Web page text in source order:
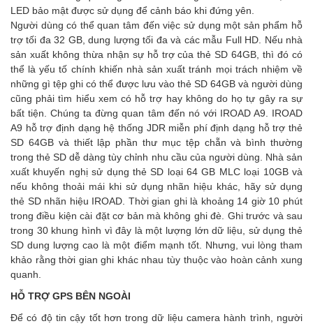
LED bảo mật được sử dụng để cảnh báo khi đứng yên.
Người dùng có thể quan tâm đến việc sử dụng một sản phẩm hỗ
trợ tối đa 32 GB, dung lượng tối đa và các mẫu Full HD. Nếu nhà
sản xuất không thừa nhận sự hỗ trợ của thẻ SD 64GB, thì đó có
thể là yếu tố chính khiến nhà sản xuất tránh mọi trách nhiệm về
những gì tệp ghi có thể được lưu vào thẻ SD 64GB và người dùng
cũng phải tìm hiểu xem có hỗ trợ hay không do họ tự gây ra sự
bất tiện. Chúng ta đừng quan tâm đến nó với IROAD A9. IROAD
A9 hỗ trợ định dạng hệ thống JDR miễn phí định dạng hỗ trợ thẻ
SD 64GB và thiết lập phần thư mục tệp chẵn và bình thường
trong thẻ SD dễ dàng tùy chỉnh nhu cầu của người dùng. Nhà sản
xuất khuyến nghị sử dụng thẻ SD loại 64 GB MLC loại 10GB và
nếu không thoải mái khi sử dụng nhãn hiệu khác, hãy sử dụng
thẻ SD nhãn hiệu IROAD. Thời gian ghi là khoảng 14 giờ 10 phút
trong điều kiện cài đặt cơ bản mà không ghi đè. Ghi trước và sau
trong 30 khung hình vì đây là một lượng lớn dữ liệu, sử dụng thẻ
SD dung lượng cao là một điểm mạnh tốt. Nhưng, vui lòng tham
khảo rằng thời gian ghi khác nhau tùy thuộc vào hoàn cảnh xung
quanh.
HỖ TRỢ GPS BÊN NGOÀI
Để có độ tin cậy tốt hơn trong dữ liệu camera hành trình, người